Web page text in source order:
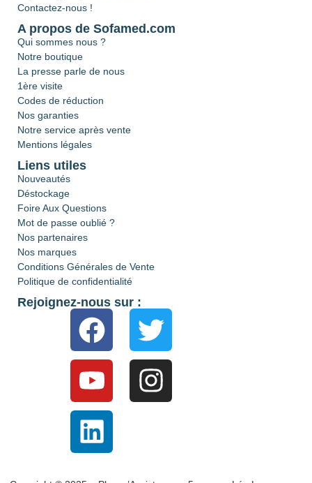
Contactez-nous !
A propos de Sofamed.com
Qui sommes nous ?
Notre boutique
La presse parle de nous
1ère visite
Codes de réduction
Nos garanties
Notre service après vente
Mentions légales
Liens utiles
Nouveautés
Déstockage
Foire Aux Questions
Mot de passe oublié ?
Nos partenaires
Nos marques
Conditions Générales de Vente
Politique de confidentialité
Rejoignez-nous sur :